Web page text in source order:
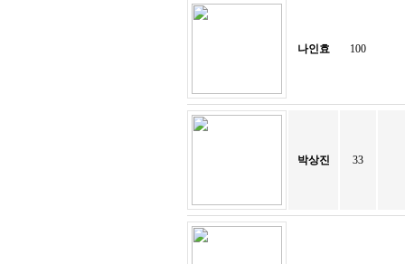
나인효 100
박상진 33